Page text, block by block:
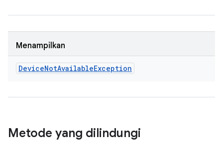
Menampilkan
DeviceNotAvailableException
Metode yang dilindungi